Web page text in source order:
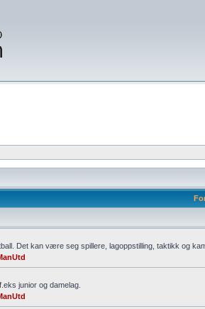
Det kan være seg spillere, lagoppstilling, taktikk og
junior og damelag.